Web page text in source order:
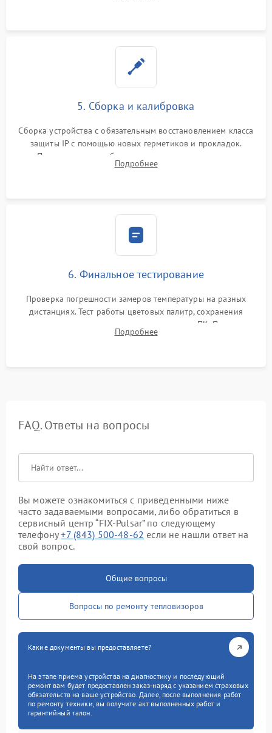
5. Сборка и калибровка
Сборка устройства с обязательным восстановлением класса
защиты IP с помощью новых герметиков и прокладок.
Программная калибровка матрицы по эталонному
абсолютно черному телу для точного измерения температур.
Подробнее
6. Финальное тестирование
Проверка погрешности замеров температуры на разных
дистанциях. Тест работы цветовых палитр, сохранения
термограмм в память и передачи данных на ПК. Проверка
автономности работы и итоговый контроль качества.
Подробнее
FAQ. Ответы на вопросы
Вы можете ознакомиться с приведенными ниже
часто задаваемыми вопросами, либо обратиться в
сервисный центр “FIX-Pulsar” по следующему
телефону+7 (843) 500-48-62 если не нашли ответ на
свой вопрос.
Общие вопросы
Вопросы по ремонту тепловизоров
Какие документы вы предоставляете?
На этапе приема устройства на диагностику и последующий
ремонт вам будет предоставлен заказ-наряд с указанием страховых
обязательств на ваше устройство. Далее, после выполнения работ
по ремонту техники, вы получите акт выполненных работ и
гарантийный талон.